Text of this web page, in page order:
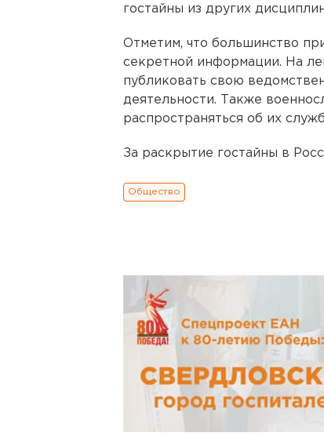
гостайны из других
Отметим, что большинство
секретной информации. На
публиковать свою
деятельности. Также
распространяться об их
За раскрытие гостайны в
Общество